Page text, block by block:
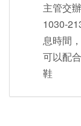
主管交
1030-
息時間
可以配
鞋